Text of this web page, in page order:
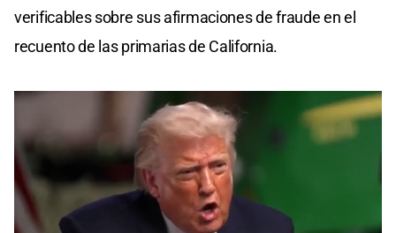
verificables sobre sus afirmaciones de fraude en el
recuento de las primarias de California.